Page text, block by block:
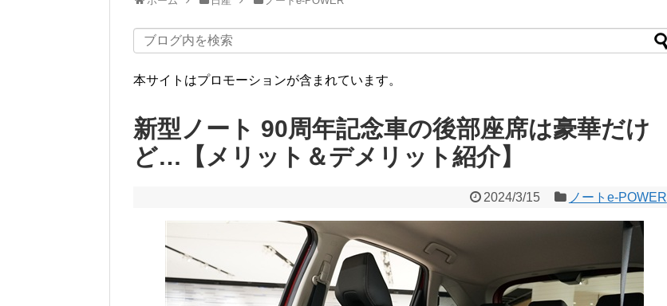
本サイトはプロモーションが含まれています。
新型ノート 90周年記念車の後部座席は豪華だけ
ど…【メリット＆デメリット紹介】
2024/3/15 ノートe-POWER